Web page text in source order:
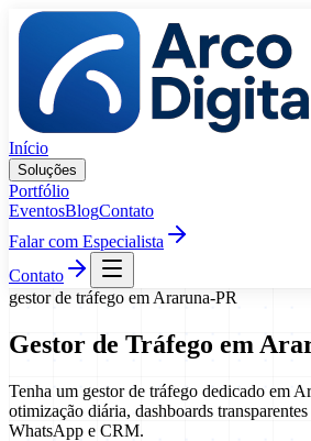
Pular para o conteúdo
Início
Soluções
Portfólio
EventosBlogContato
Falar com Especialista
Contato
gestor de tráfego em Araruna-PR
Gestor de Tráfego em
Tenha um gestor de tráfego dedicado em
otimização diária, dashboards
WhatsApp e CRM.